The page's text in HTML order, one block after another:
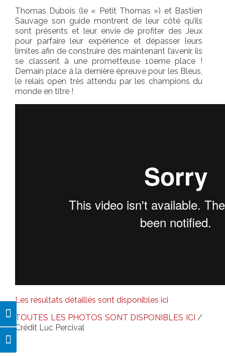
Passer en contraste élevé
Changer la taille de la police
Thomas Dubois (le « Petit Thomas ») et Bastien
Sauvage son guide montrent de leur côté qu’ils
sont présents et leur envie de profiter des Jeux
pour parfaire leur expérience et dépasser leurs
limites afin de construire dès maintenant l’avenir, ils
se classent à une prometteuse 10eme place !
Demain place à la dernière épreuve pour les Bleus,
le relais open très attendu par les champions du
monde en titre !
Les résultats détaillés sont disponibles ici
TOUTES LES PHOTOS SONT DISPONIBLES ICI /
Crédit Luc Percival